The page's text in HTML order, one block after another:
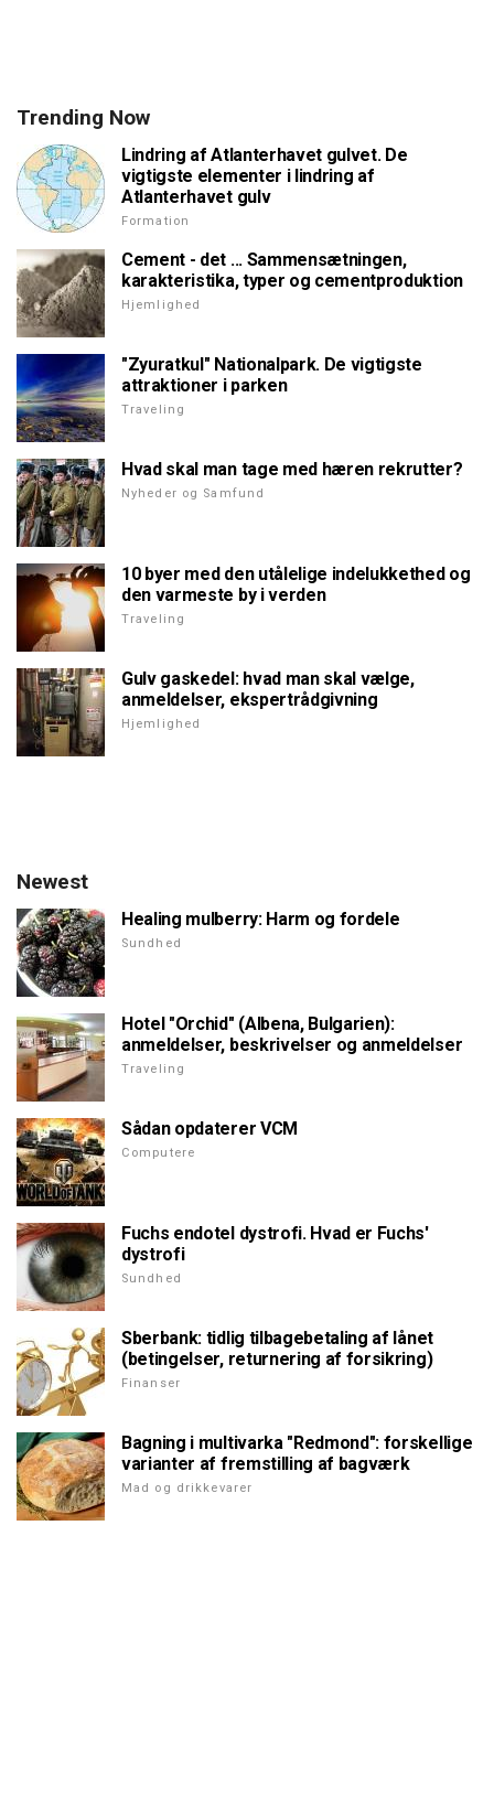
Trending Now
Lindring af Atlanterhavet gulvet. De
vigtigste elementer i lindring af
Atlanterhavet gulv
Formation
Cement - det ... Sammensætningen,
karakteristika, typer og cementproduktion
Hjemlighed
"Zyuratkul" Nationalpark. De vigtigste
attraktioner i parken
Traveling
Hvad skal man tage med hæren rekrutter?
Nyheder og Samfund
10 byer med den utålelige indelukkethed og
den varmeste by i verden
Traveling
Gulv gaskedel: hvad man skal vælge,
anmeldelser, ekspertrådgivning
Hjemlighed
Newest
Healing mulberry: Harm og fordele
Sundhed
Hotel "Orchid" (Albena, Bulgarien):
anmeldelser, beskrivelser og anmeldelser
Traveling
Sådan opdaterer VCM
Computere
Fuchs endotel dystrofi. Hvad er Fuchs'
dystrofi
Sundhed
Sberbank: tidlig tilbagebetaling af lånet
(betingelser, returnering af forsikring)
Finanser
Bagning i multivarka "Redmond": forskellige
varianter af fremstilling af bagværk
Mad og drikkevarer